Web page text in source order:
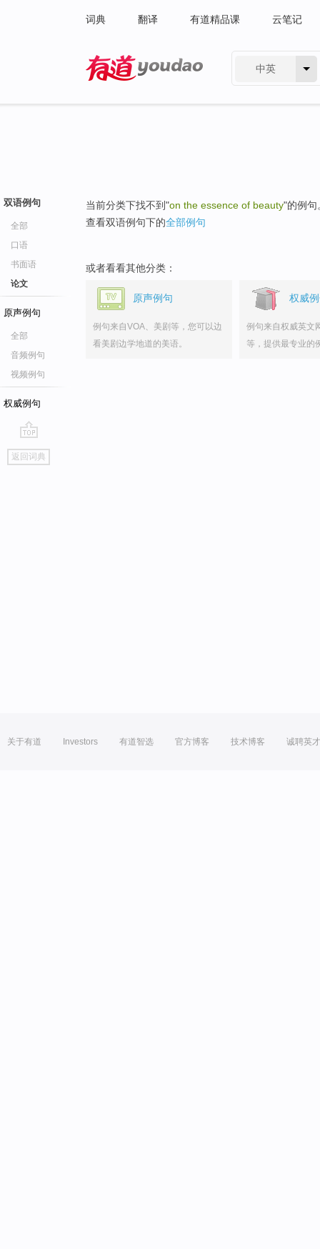
词典 翻译 有道精品课 云笔记
中英
双语例句
全部
口语
书面语
论文
原声例句
全部
音频例句
视频例句
权威例句
go
top
返回词典
当前分类下找不到"on the essence of beauty"的例句
查看双语例句下的全部例句
或者看看其他分类：
原声例句
例句来自VOA、美剧等，您可以边
看美剧边学地道的美语。
权威
例句来自权威英文
等，提供最专业的
关于有道 Investors 有道智选 官方博客 技术博客 诚聘英才